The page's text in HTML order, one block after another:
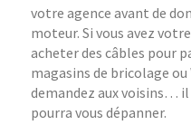
votre agence avant de
moteur. Si vous avez
acheter des câbles pour
magasins de bricolage ou
demandez aux voisins… il
pourra vous dépanner.